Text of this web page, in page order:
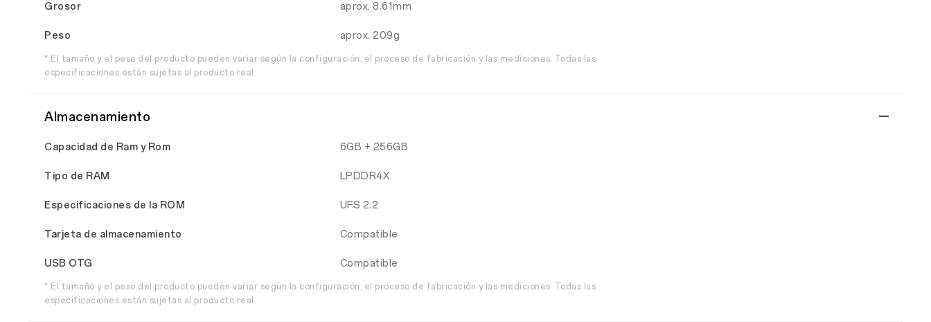
Grosor aprox. 8.61mm
Peso aprox. 209g
* El tamaño y el peso del producto pueden variar según la configuración, el proceso de fabricación y las mediciones. Todas las
especificaciones están sujetas al producto real.
Almacenamiento
Capacidad de Ram y Rom 6GB + 256GB
Tipo de RAM LPDDR4X
Especificaciones de la ROM UFS 2.2
Tarjeta de almacenamiento Compatible
USB OTG Compatible
* El tamaño y el peso del producto pueden variar según la configuración, el proceso de fabricación y las mediciones. Todas las
especificaciones están sujetas al producto real.